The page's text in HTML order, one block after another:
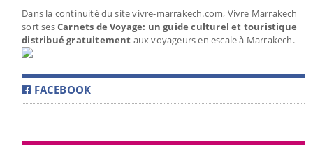
Dans la continuité du site vivre-marrakech.com, Vivre Marrakech
sort sesCarnets de Voyage: un guide culturel et touristique
distribué gratuitement aux voyageurs en escale à Marrakech.
FACEBOOK